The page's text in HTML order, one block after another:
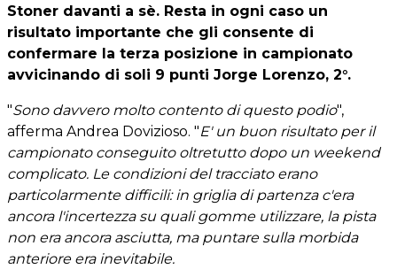
Stoner davanti a sè. Resta in ogni caso un
risultato importante che gli consente di
confermare la terza posizione in campionato
avvicinando di soli 9 punti Jorge Lorenzo, 2°.
"Sono davvero molto contento di questo podio",
afferma Andrea Dovizioso. "E' un buon risultato per il
campionato conseguito oltretutto dopo un weekend
complicato. Le condizioni del tracciato erano
particolarmente difficili: in griglia di partenza c'era
ancora l'incertezza su quali gomme utilizzare, la pista
non era ancora asciutta, ma puntare sulla morbida
anteriore era inevitabile.